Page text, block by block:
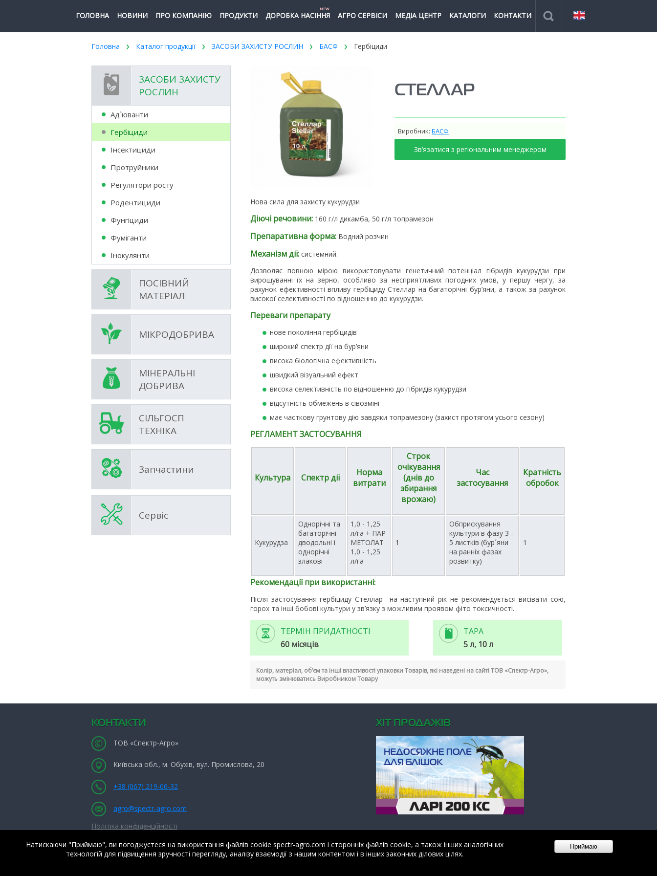
ГОЛОВНА НОВИНИ ПРО КОМПАНІЮ ПРОДУКТИ ДОРОБКА НАСІННЯ
NEW
АГРО СЕРВІСИ МЕДІА ЦЕНТР КАТАЛОГИ КОНТАКТИ
Головна Каталог продукції ЗАСОБИ ЗАХИСТУ РОСЛИН БАСФ Гербіциди
ЗАСОБИ ЗАХИСТУ
РОСЛИН
Ад`юванти
Гербіциди
Інсектициди
Протруйники
Регулятори росту
Родентициди
Фунгіциди
Фумiганти
Інокулянти
ПОСІВНИЙ
МАТЕРІАЛ
МІКРОДОБРИВА
МІНЕРАЛЬНІ
ДОБРИВА
СІЛЬГОСП
ТЕХНІКА
Запчастини
Сервіс
СТЕЛЛАР
Виробник: БАСФ
Зв’язатися з регіональним менеджером
Нова сила для захисту кукурудзи
Діючі речовини: 160 г/л дикамба, 50 г/л топрамезон
Препаративна форма: Водний розчин
Механізм дії: системний.
Дозволяє повною мірою використовувати генетичний потенціал гібридів кукурудзи при
вирощуванні їх на зерно, особливо за несприятливих погодних умов, у першу чергу, за
рахунок ефективності впливу гербіциду Стеллар на багаторічні бур’яни, а також за рахунок
високої селективності по відношенню до кукурудзи.
Переваги препарату
нове покоління гербіцидів
широкий спектр дії на бур’яни
висока біологічна ефективність
швидкий візуальний ефект
висока селективність по відношенню до гібридів кукурудзи
відсутність обмежень в сівозміні
має часткову грунтову дію завдяки топрамезону (захист протягом усього сезону)
РЕГЛАМЕНТ ЗАСТОСУВАННЯ
Культура Спектр дії
Норма
витрати
Строк
очікування
(днів до
збирання
врожаю)
Час
застосування
Кратність
обробок
Кукурудза
Однорічні та
багаторічні
дводольні і
однорічні
злакові
1,0 - 1,25
л/га + ПАР
МЕТОЛАТ
1,0 - 1,25
л/га
1
Обприскування
культури в фазу 3 -
5 листків (бур´яни
на ранніх фазах
розвитку)
1
Рекомендації при використанні:
Після застосування гербіциду Стеллар на наступний рік не рекомендується висівати сою,
горох та інші бобові культури у зв’язку з можливим проявом фіто токсичності.
ТЕРМІН ПРИДАТНОСТІ
60 місяців
ТАРА
5 л, 10 л
Колір, матеріал, об’єм та інші властивості упаковки Товарів, які наведені на сайті ТОВ «Спектр-Агро»,
можуть змінюватись Виробником Товару
КОНТАКТИ
ТОВ «Спектр-Агро»
Київська обл., м. Обухів, вул. Промислова, 20
+38 (067) 219-06-32
agro@spectr-agro.com
Політіка конфіденційності
ХIТ ПРОДАЖІВ
Copyright © 2009 — 2026 ТОВ «Спектр-Агро».
Натискаючи "Приймаю", ви погоджуєтеся на використання файлів cookie spectr-agro.com і сторонніх файлів cookie, а також інших аналогічних
технологій для підвищення зручності перегляду, аналізу взаємодії з нашим контентом і в інших законних ділових цілях.